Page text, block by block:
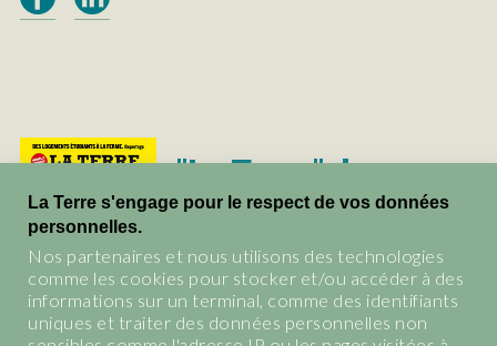
"La Terre", le
magazine du vivant.
anciens numéros de La Terre
BOUTIQUE
La Terre s'engage pour le respect de vos données
personnelles.
Nos partenaires et nous utilisons des technologies
comme les cookies pour stocker et/ou accéder à des
informations sur un terminal, comme des identifiants
uniques et traiter des données personnelles non